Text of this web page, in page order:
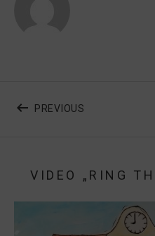
PREVIOUS POST:
VIDEO „RING